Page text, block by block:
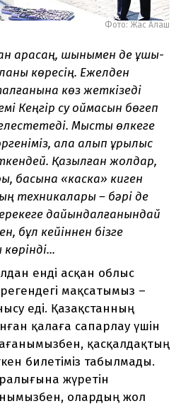
Фото: Жас Алаш
қарасаң, шынымен де ұшы-
көресің. Ежелден
көз жеткізеді
Кеңгір су қоймасын бөгеп
Мысты өлкеге
қала алып құрылыс
Қазылған жолдар,
басына «каска» киген
техникалары – бәрі де
дайындалғанындай
бұл кейіннен бізге
енді асқан облыс
мақсатымыз –
еді. Қазақстанның
қалаға сапарлау үшін
қасқалдақтың
билетіміз табылмады.
жүретін
олардың жол